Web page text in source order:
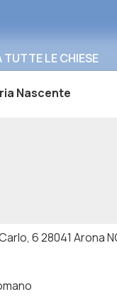
LE CHIESE
Nascente
6 28041 Arona